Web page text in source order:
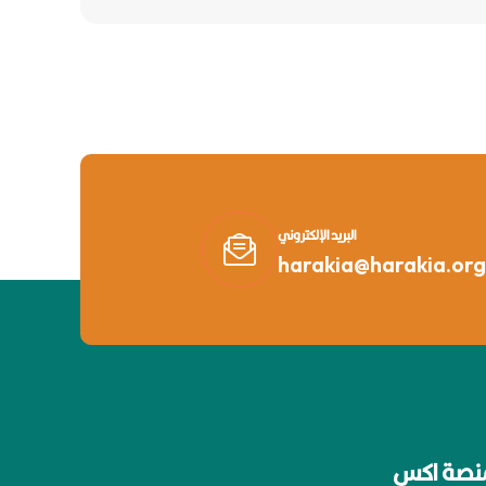
البريد الإلكتروني
اكس